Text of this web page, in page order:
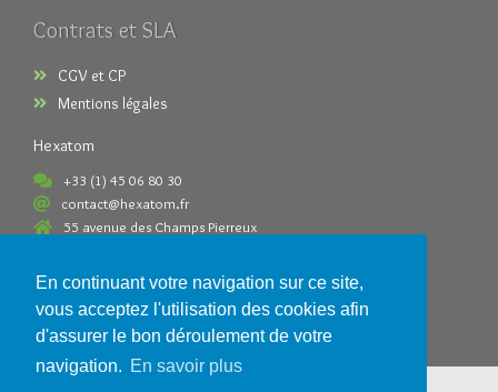
En continuant votre navigation sur ce site,
vous acceptez l'utilisation des cookies afin
d'assurer le bon déroulement de votre
navigation. En savoir plus
Contrats et SLA
CGV et CP
Mentions légales
Hexatom
+33 (1) 45 06 80 30
contact@hexatom.fr
55 avenue des Champs Pierreux
Paiements acceptés